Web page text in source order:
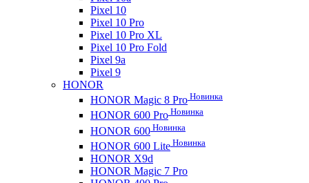
Pixel 10
Pixel 10 Pro
Pixel 10 Pro XL
Pixel 10 Pro Fold
Pixel 9a
Pixel 9
HONOR
HONOR Magic 8 Pro Новинка
HONOR 600 Pro Новинка
HONOR 600 Новинка
HONOR 600 Lite Новинка
HONOR X9d
HONOR Magic 7 Pro